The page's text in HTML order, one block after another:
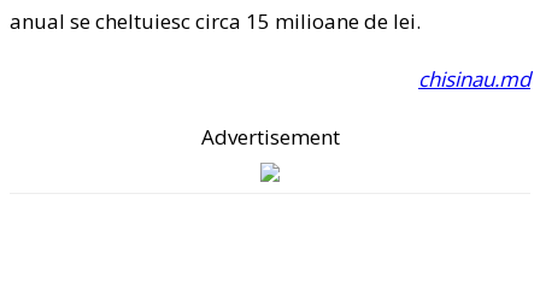
anual se cheltuiesc circa 15 milioane de lei.
chisinau.md
Advertisement